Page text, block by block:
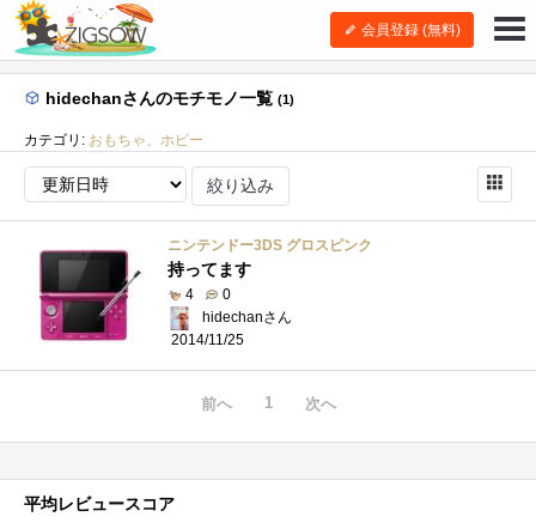
会員登録 (無料)
hidechanさんのモチモノ一覧 (1)
カテゴリ: おもちゃ、ホビー
絞り込み
ニンテンドー3DS グロスピンク
持ってます
4
0
hidechanさん
2014/11/25
前へ 1 次へ
平均レビュースコア